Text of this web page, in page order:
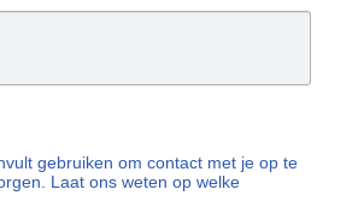
gebruiken om contact met je op te
Laat ons weten op welke